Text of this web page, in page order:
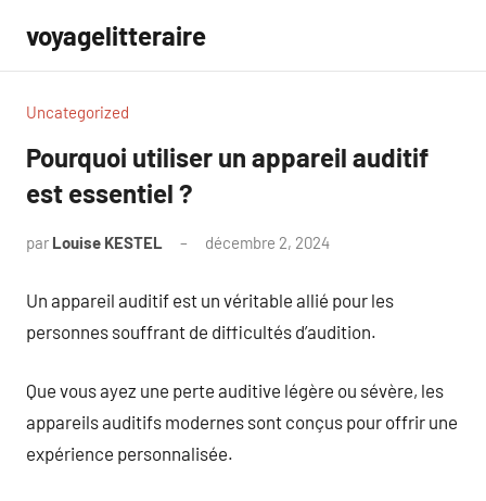
contenu
voyagelitteraire
Uncategorized
Pourquoi utiliser un appareil auditif
est essentiel ?
par Louise KESTEL décembre 2, 2024
Un appareil auditif est un véritable allié pour les
personnes souffrant de difficultés d’audition.
Que vous ayez une perte auditive légère ou sévère, les
appareils auditifs modernes sont conçus pour offrir une
expérience personnalisée.